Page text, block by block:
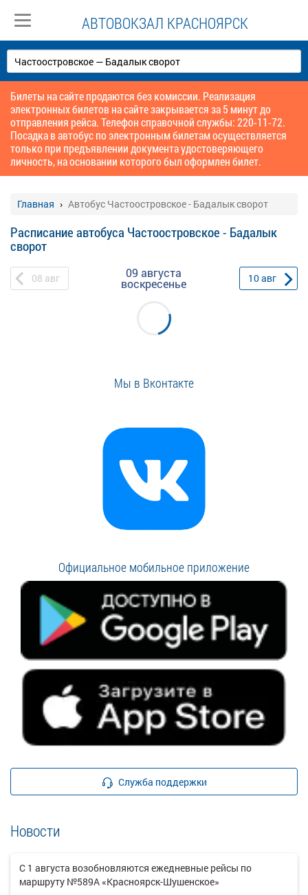
АВТОВОКЗАЛ КРАСНОЯРСК
Билеты на сайте продаются без комиссии. Реализация
электронных билетов на сайте закрывается за 5 минут до
отправления рейса. Телефон справочной службы: 220-11-72.
Посадка в автобус по электронным билетам осуществляется
только при предъявлении документа удостоверяющего
личность, на основании которого был оформлен билет.
Главная Автобус Частоостровское - Бадалык сворот
Расписание автобуса Частоостровское - Бадалык
сворот
08 авг 09 августа
воскресенье 10авг
Мы в Вконтакте
Официальное мобильное приложение
Служба поддержки
Новости
С 1 августа возобновляются ежедневные рейсы по
маршруту №589А «Красноярск-Шушенское»